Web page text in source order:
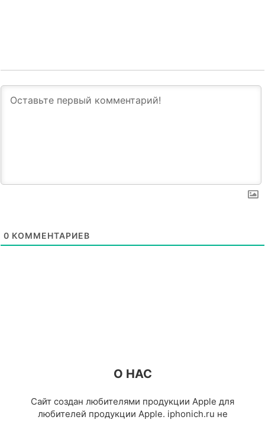
0 КОММЕНТАРИЕВ
О НАС
Сайт создан любителями продукции Apple для
любителей продукции Apple. iphonich.ru не